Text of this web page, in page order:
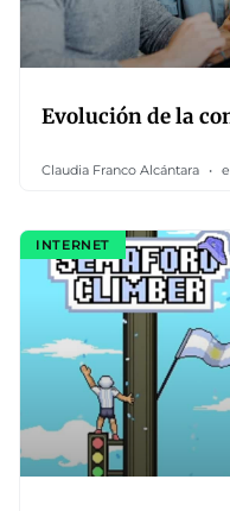
Evolución de la
Claudia Franco Alcántara
INTERNET